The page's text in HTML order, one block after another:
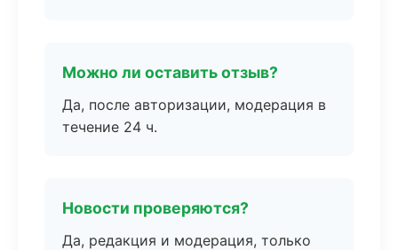
Можно ли оставить отзыв?
Да, после авторизации, модерация в
течение 24 ч.
Новости проверяются?
Да, редакция и модерация, только